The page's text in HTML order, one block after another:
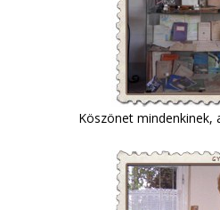
Köszönet mindenkinek,